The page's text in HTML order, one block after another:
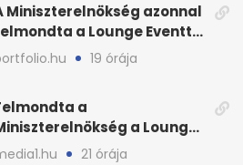
Miniszterelnökség azonnal
a Lounge Eventtel
szerződést
19 órája
a
a Lounge
keretszerződését
21 órája